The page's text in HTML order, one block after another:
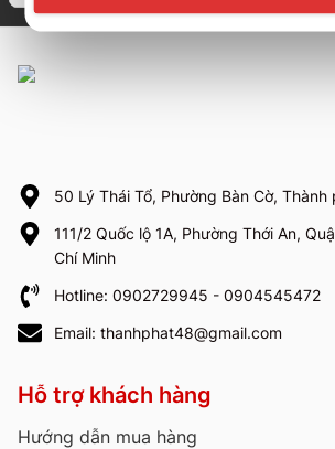
50 Lý Thái Tổ, Phường Bàn Cờ, Thành
111/2 Quốc lộ 1A, Phường Thới An,
Chí Minh
Hotline: 0902729945 - 0904545472
Email: thanhphat48@gmail.com
Hỗ trợ khách hàng
Hướng dẫn mua hàng